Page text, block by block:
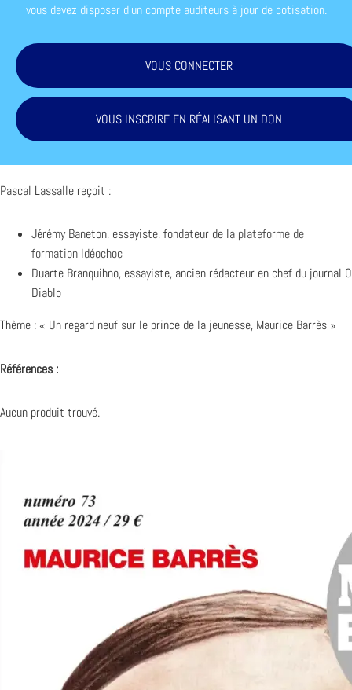
vous devez disposer d'un compte auditeurs à jour de cotisation.
VOUS CONNECTER
VOUS INSCRIRE EN RÉALISANT UN DON
Pascal Lassalle reçoit :
Jérémy Baneton, essayiste, fondateur de la plateforme de
formation Idéochoc
Duarte Branquihno, essayiste, ancien rédacteur en chef du journal O
Diablo
Thème : « Un regard neuf sur le prince de la jeunesse, Maurice Barrès »
Références :
Aucun produit trouvé.